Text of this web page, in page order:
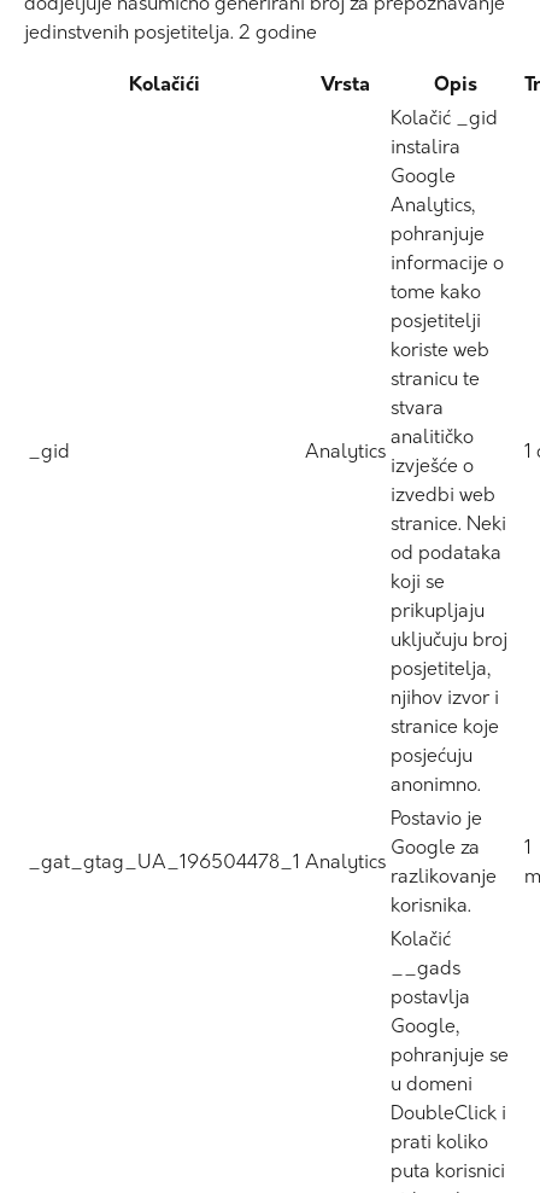
dodjeljuje nasumično generirani broj za prepoznavanje
jedinstvenih posjetitelja. 2 godine
Kolačići Vrsta Opis
_gid Analytics
Kolačić _gid
instalira
Google
Analytics,
pohranjuje
informacije o
tome kako
posjetitelji
koriste web
stranicu te
stvara
analitičko
izvješće o
izvedbi web
stranice. Neki
od podataka
koji se
prikupljaju
uključuju broj
posjetitelja,
njihov izvor i
stranice koje
posjećuju
anonimno.
1
_gat_gtag_UA_196504478_1 Analytics
Postavio je
Google za
razlikovanje
korisnika.
1
Kolačić
__gads
postavlja
Google,
pohranjuje se
u domeni
DoubleClick i
prati koliko
puta korisnici